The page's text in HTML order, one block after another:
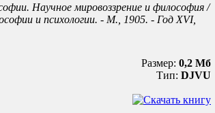
Научное мировоззрение и философия /
и психологии. - М., 1905. - Год XVI,
Размер: 0,2 Мб
Тип: DJVU